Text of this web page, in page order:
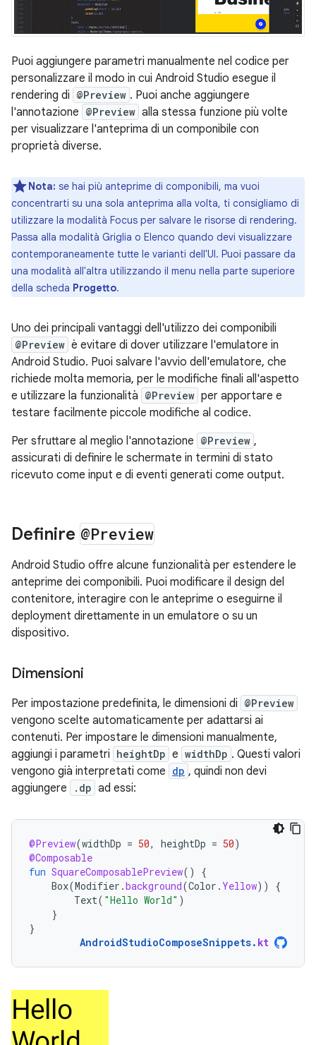
Puoi aggiungere parametri manualmente nel codice per
personalizzare il modo in cui Android Studio esegue il
rendering di @Preview . Puoi anche aggiungere
l'annotazione @Preview alla stessa funzione più volte
per visualizzare l'anteprima di un componibile con
proprietà diverse.
Nota: se hai più anteprime di componibili, ma vuoi
concentrarti su una sola anteprima alla volta, ti consigliamo di
utilizzare la modalità Focus per salvare le risorse di rendering.
Passa alla modalità Griglia o Elenco quando devi visualizzare
contemporaneamente tutte le varianti dell'UI. Puoi passare da
una modalità all'altra utilizzando il menu nella parte superiore
della scheda Progetto.
Uno dei principali vantaggi dell'utilizzo dei componibili
@Preview è evitare di dover utilizzare l'emulatore in
Android Studio. Puoi salvare l'avvio dell'emulatore, che
richiede molta memoria, per le modifiche finali all'aspetto
e utilizzare la funzionalità @Preview per apportare e
testare facilmente piccole modifiche al codice.
Per sfruttare al meglio l'annotazione @Preview ,
assicurati di definire le schermate in termini di stato
ricevuto come input e di eventi generati come output.
Definire @Preview
Android Studio offre alcune funzionalità per estendere le
anteprime dei componibili. Puoi modificare il design del
contenitore, interagire con le anteprime o eseguirne il
deployment direttamente in un emulatore o su un
dispositivo.
Dimensioni
Per impostazione predefinita, le dimensioni di @Preview
vengono scelte automaticamente per adattarsi ai
contenuti. Per impostare le dimensioni manualmente,
aggiungi i parametri heightDp e widthDp . Questi valori
vengono già interpretati come dp , quindi non devi
aggiungere
.dp ad essi:
@Preview(widthDp = 50, heightDp = 50)
@Composable
fun SquareComposablePreview()
{
Box(Modifier .background(Color . Yellow))
{
Text( "Hello World" )
}
}
AndroidStudioComposeSnippets. kt